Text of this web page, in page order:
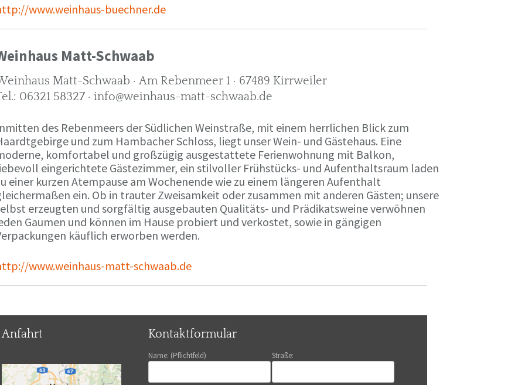
www.weinhaus-buechner.de
Matt-Schwaab
Matt-Schwaab · Am Rebenmeer 1 · 67489 Kirrweiler
06321 58327 · info@weinhaus-matt-schwaab.de
des Rebenmeers der Südlichen Weinstraße, mit einem herrlichen Blick zum
und zum Hambacher Schloss, liegt unser Wein- und Gästehaus. Eine
komfortabel und großzügig ausgestattete Ferienwohnung mit Balkon,
eingerichtete Gästezimmer, ein stilvoller Frühstücks- und Aufenthaltsraum laden
einer kurzen Atempause am Wochenende wie zu einem längeren Aufenthalt
ein. Ob in trauter Zweisamkeit oder zusammen mit anderen Gästen; unsere
erzeugten und sorgfältig ausgebauten Qualitäts- und Prädikatsweine verwöhnen
Gaumen und können im Hause probiert und verkostet, sowie in gängigen
käuflich erworben werden.
www.weinhaus-matt-schwaab.de
Anfahrt Kontaktformular
Name: (Pflichtfeld) Straße: